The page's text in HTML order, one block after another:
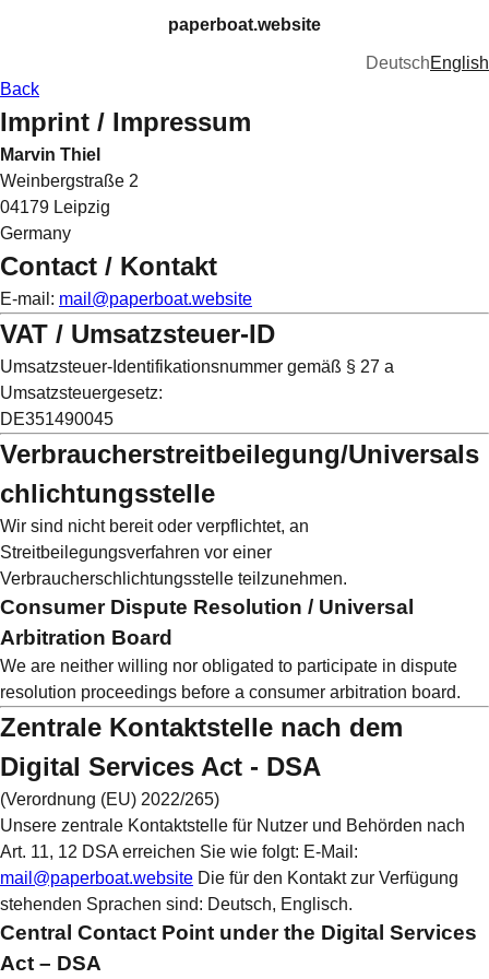
paperboat.website
DeutschEnglish
Back
Imprint / Impressum
Marvin Thiel
Weinbergstraße 2
04179 Leipzig
Germany
Contact / Kontakt
E-mail: mail@paperboat.website
VAT / Umsatzsteuer-ID
Umsatzsteuer-Identifikationsnummer gemäß § 27 a
Umsatzsteuergesetz:
DE351490045
Verbraucherstreitbeilegung/Universals
chlichtungsstelle
Wir sind nicht bereit oder verpflichtet, an
Streitbeilegungsverfahren vor einer
Verbraucherschlichtungsstelle teilzunehmen.
Consumer Dispute Resolution / Universal
Arbitration Board
We are neither willing nor obligated to participate in dispute
resolution proceedings before a consumer arbitration board.
Zentrale Kontaktstelle nach dem
Digital Services Act - DSA
(Verordnung (EU) 2022/265)
Unsere zentrale Kontaktstelle für Nutzer und Behörden nach
Art. 11, 12 DSA erreichen Sie wie folgt: E-Mail:
mail@paperboat.website Die für den Kontakt zur Verfügung
stehenden Sprachen sind: Deutsch, Englisch.
Central Contact Point under the Digital Services
Act – DSA